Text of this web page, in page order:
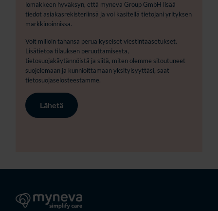
lomakkeen hyväksyn, että myneva Group GmbH lisää
tiedot asiakasrekisteriinsä ja voi käsitellä tietojani yrityksen
markkinoinnissa.
Voit milloin tahansa perua kyseiset viestintäasetukset.
Lisätietoa tilauksen peruuttamisesta,
tietosuojakäytännöistä ja siitä, miten olemme sitoutuneet
suojelemaan ja kunnioittamaan yksityisyyttäsi, saat
tietosuojaselosteestamme.